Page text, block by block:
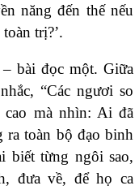
năng đến thế nếu
trị?’.
bài đọc một. Giữa
“Các ngươi so
cao mà nhìn: Ai đã
ra toàn bộ đạo binh
biết từng ngôi sao,
đưa về, để họ ca